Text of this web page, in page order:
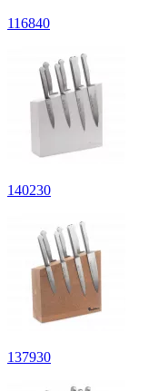
116840
140230
137930